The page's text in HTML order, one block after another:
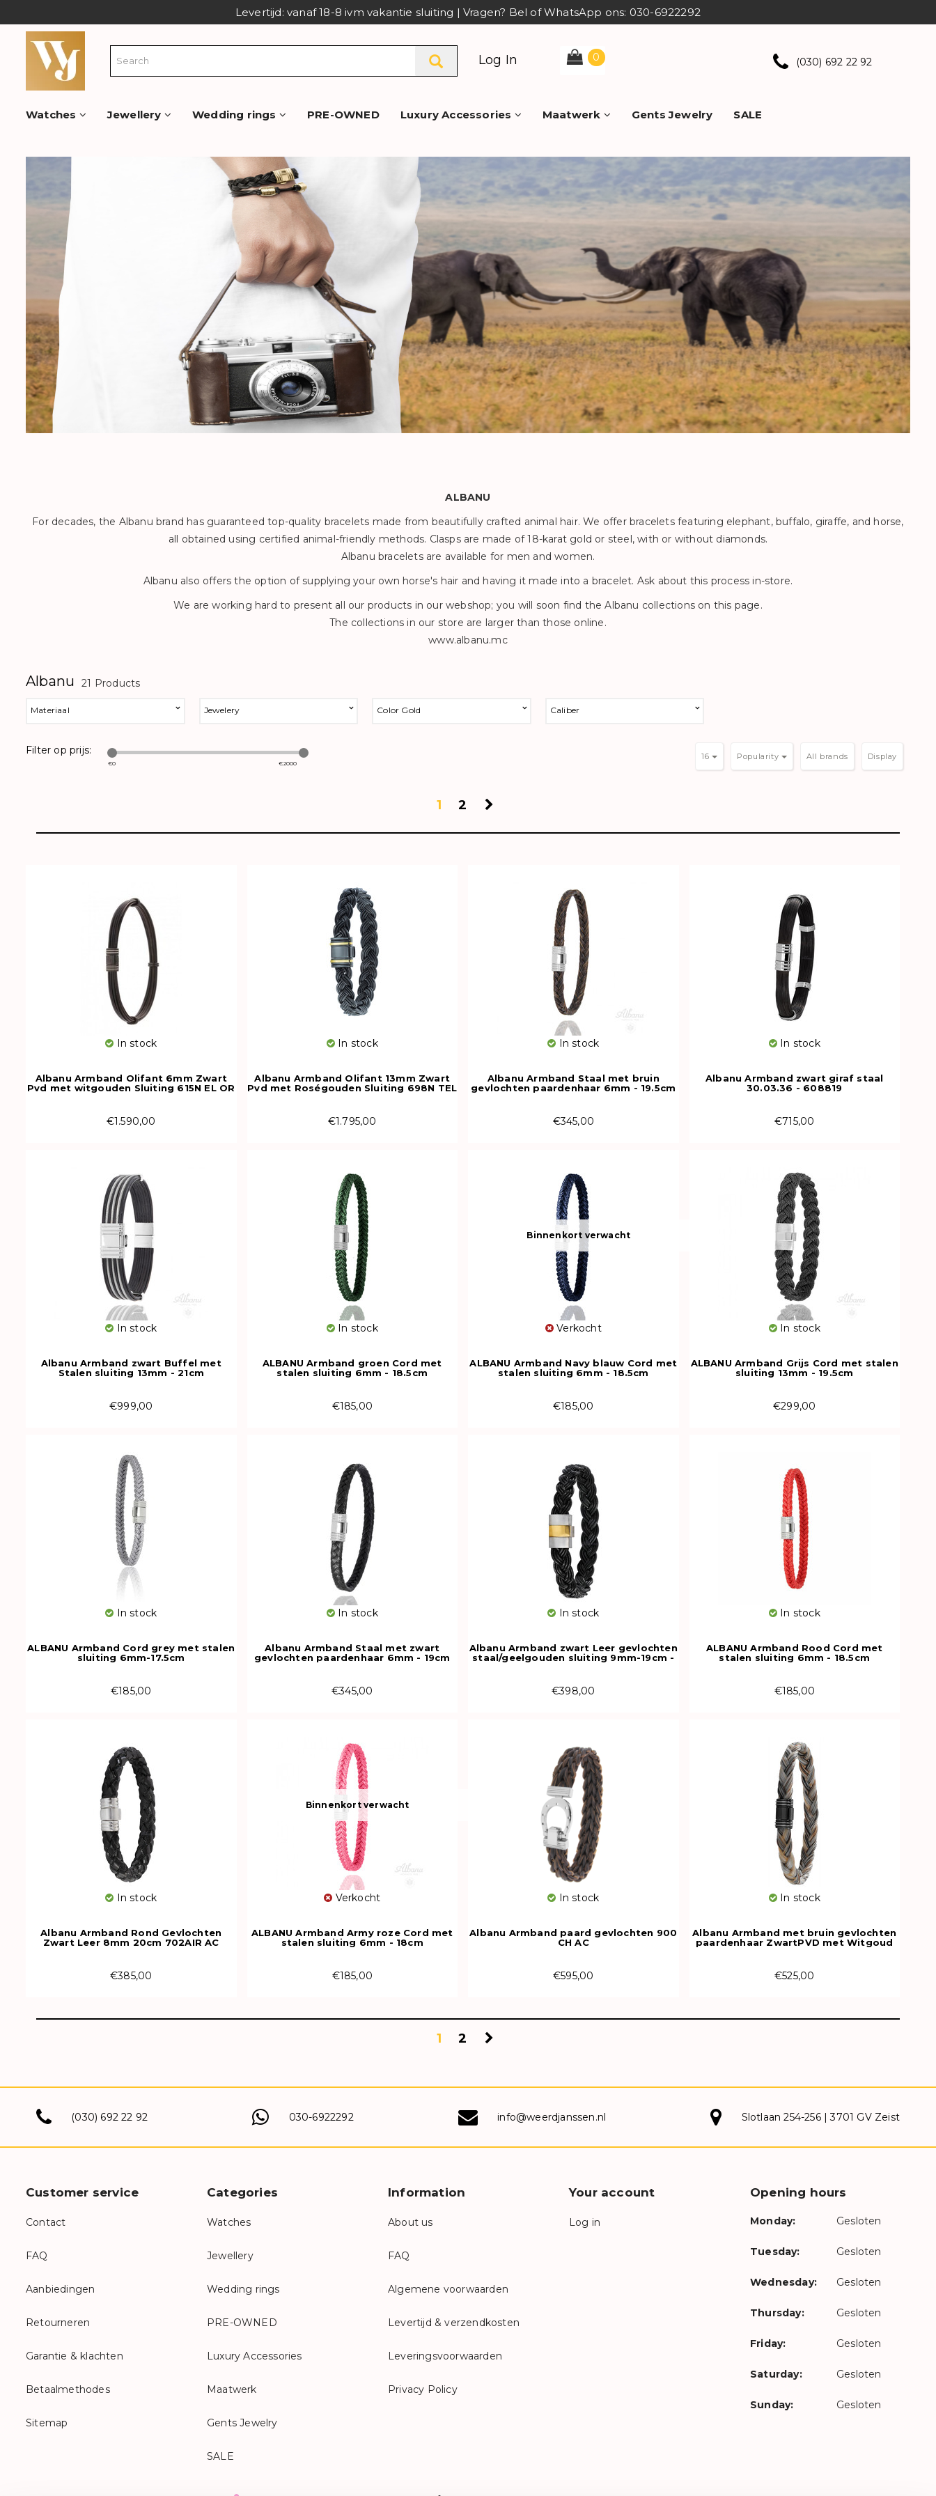
Levertijd: vanaf 18-8 ivm vakantie sluiting | Vragen? Bel of WhatsApp ons: 030-6922292
Log In 0 (030) 692 22 92
Watches Jewellery Wedding rings PRE-OWNED Luxury Accessories Maatwerk Gents Jewelry SALE
ALBANU
For decades, the Albanu brand has guaranteed top-quality bracelets made from beautifully crafted animal hair. We offer bracelets featuring elephant, buffalo, giraffe, and horse,
all obtained using certified animal-friendly methods. Clasps are made of 18-karat gold or steel, with or without diamonds.
Albanu bracelets are available for men and women.
Albanu also offers the option of supplying your own horse's hair and having it made into a bracelet. Ask about this process in-store.
We are working hard to present all our products in our webshop; you will soon find the Albanu collections on this page.
The collections in our store are larger than those online.
www.albanu.mc
Albanu 21 Products
Materiaal Jewelery Color Gold Caliber
Filter op prijs:
€0 €2000
Display
Popularity
16
1 2
In stock
Albanu Armband Olifant 6mm Zwart
Pvd met witgouden Sluiting 615N EL OR
€1.590,00
In stock
Albanu Armband Olifant 13mm Zwart
Pvd met Roségouden Sluiting 698N TEL
€1.795,00
In stock
Albanu Armband Staal met bruin
gevlochten paardenhaar 6mm - 19.5cm
€345,00
In stock
Albanu Armband zwart giraf staal
30.03.36 - 608819
€715,00
In stock
Albanu Armband zwart Buffel met
Stalen sluiting 13mm - 21cm
€999,00
In stock
ALBANU Armband groen Cord met
stalen sluiting 6mm - 18.5cm
€185,00
Binnenkort verwacht
Verkocht
ALBANU Armband Navy blauw Cord met
stalen sluiting 6mm - 18.5cm
€185,00
In stock
ALBANU Armband Grijs Cord met stalen
sluiting 13mm - 19.5cm
€299,00
In stock
ALBANU Armband Cord grey met stalen
sluiting 6mm-17.5cm
€185,00
In stock
Albanu Armband Staal met zwart
gevlochten paardenhaar 6mm - 19cm
€345,00
In stock
Albanu Armband zwart Leer gevlochten
staal/geelgouden sluiting 9mm-19cm -
€398,00
In stock
ALBANU Armband Rood Cord met
stalen sluiting 6mm - 18.5cm
€185,00
In stock
Albanu Armband Rond Gevlochten
Zwart Leer 8mm 20cm 702AIR AC
€385,00
Binnenkort verwacht
Verkocht
ALBANU Armband Army roze Cord met
stalen sluiting 6mm - 18cm
€185,00
In stock
Albanu Armband paard gevlochten 900
CH AC
€595,00
In stock
Albanu Armband met bruin gevlochten
paardenhaar ZwartPVD met Witgoud
€525,00
1 2
(030) 692 22 92 030-6922292 info@weerdjanssen.nl Slotlaan 254-256 | 3701 GV Zeist
Customer service
Contact
FAQ
Aanbiedingen
Retourneren
Garantie & klachten
Betaalmethodes
Sitemap
Categories
Watches
Jewellery
Wedding rings
PRE-OWNED
Luxury Accessories
Maatwerk
Gents Jewelry
SALE
Information
About us
FAQ
Algemene voorwaarden
Levertijd & verzendkosten
Leveringsvoorwaarden
Privacy Policy
Your account
Log in
Opening hours
Monday: Gesloten
Tuesday: Gesloten
Wednesday: Gesloten
Thursday: Gesloten
Friday: Gesloten
Saturday: Gesloten
Sunday: Gesloten